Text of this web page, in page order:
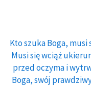
Kto szuka Boga,
Musi się wciąż
przed oczyma i
Boga, swój